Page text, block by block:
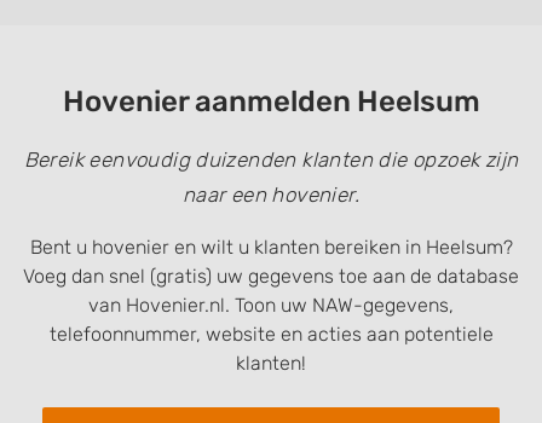
Hovenier aanmelden Heelsum
Bereik eenvoudig duizenden klanten die opzoek zijn
naar een hovenier.
Bent u hovenier en wilt u klanten bereiken in Heelsum?
Voeg dan snel (gratis) uw gegevens toe aan de database
van Hovenier.nl. Toon uw NAW-gegevens,
telefoonnummer, website en acties aan potentiele
klanten!